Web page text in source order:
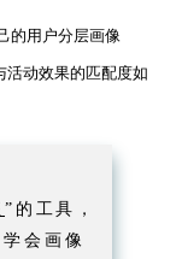
的用户分层画像
活动效果的匹配度如
”的工具，
会画像